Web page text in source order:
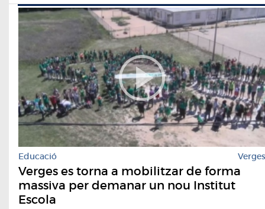
Educació Verges
Verges es torna a mobilitzar de forma
massiva per demanar un nou Institut
Escola